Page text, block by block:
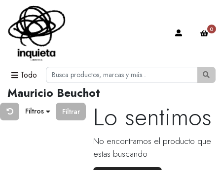
Todo
0
Mauricio Beuchot
Filtros Filtrar Lo sentimos
No encontramos el producto que
estas buscando